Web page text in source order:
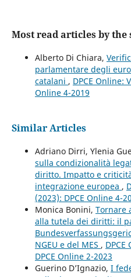
Most read articles by the
Alberto Di Chiara,
parlamentare degli
catalani , DPCE Online:
Online 4-2019
Similar Articles
Adriano Dirri, Ylenia
sulla condizionalità
diritto. Impatto e
integrazione europea ,
(2023): DPCE Online 4-
Monica Bonini, Tornare
alla tutela dei diritti: il
NGEU e del MES ,
DPCE Online 2-2023
Guerino D’Ignazio, I